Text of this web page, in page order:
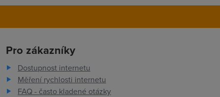
Pro zákazníky
Dostupnost internetu
Měření rychlosti internetu
FAQ - často kladené otázky